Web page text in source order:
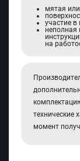
мятая
участие
неполная
на
технические
момент